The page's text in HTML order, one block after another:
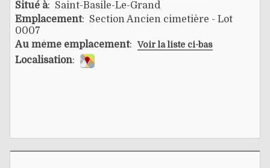
Situé à: Saint-Basile-Le-Grand
Emplacement: Section Ancien cimetière - Lot
0007
Au même emplacement: Voir la liste ci-bas
Localisation: